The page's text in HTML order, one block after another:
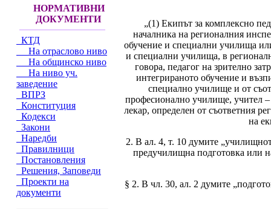
НОРМАТИВНИ
ДОКУМЕНТИ
КТД
На отраслово ниво
На общинско ниво
На ниво уч.
заведение
ВПРЗ
Конституция
Кодекси
Закони
Наредби
Правилници
Постановления
Решения, Заповеди
Проекти на
документи
„(1) Екипът за комплексно
началника на регионалния
обучение и специални училища
и специални училища, в
говора, педагог на зрително
интегрираното обучение и
специално училище и от
професионално училище, учител –
лекар, определен от съответния
на
2. В ал. 4, т. 10 думите
предучилищна подготовка или
§ 2. В чл. 30, ал. 2 думите